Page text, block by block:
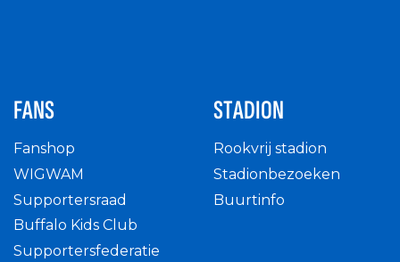
FANS
Fanshop
WIGWAM
Supportersraad
Buffalo Kids Club
Supportersfederatie
STADION
Rookvrij stadion
Stadionbezoeken
Buurtinfo